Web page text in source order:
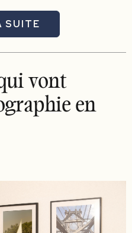
SUITE
vont
en